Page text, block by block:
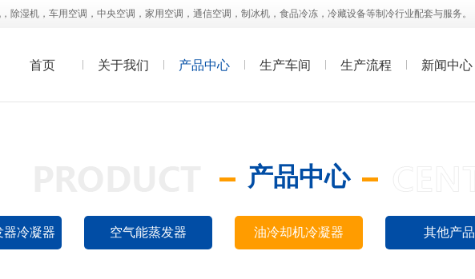
除湿机，车用空调，中央空调，家用空调，通信空调，制冰机，食品冷冻，冷藏设备等制冷行业配套与服务。
首页 关于我们 产品中心 生产车间 生产流程 新闻中心
产品中心
器冷凝器 空气能蒸发器 油冷却机冷凝器 其他产品
油冷却机冷凝器08
查看详情>>